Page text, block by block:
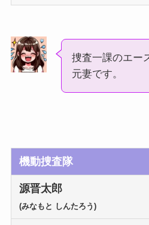
捜査一課のエー
元妻です。
機動捜査隊
源晋太郎
(みなもと しんたろう)